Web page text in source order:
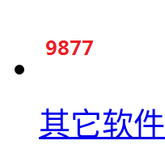
其它软件